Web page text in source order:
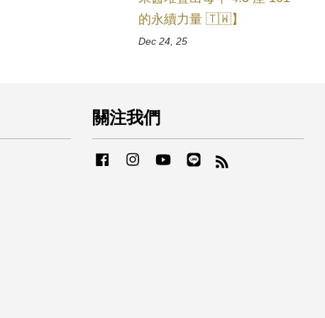
的永續力量 🇹🇼】
Dec 24, 25
關注我們
FacebookInstagramYouTubeLine